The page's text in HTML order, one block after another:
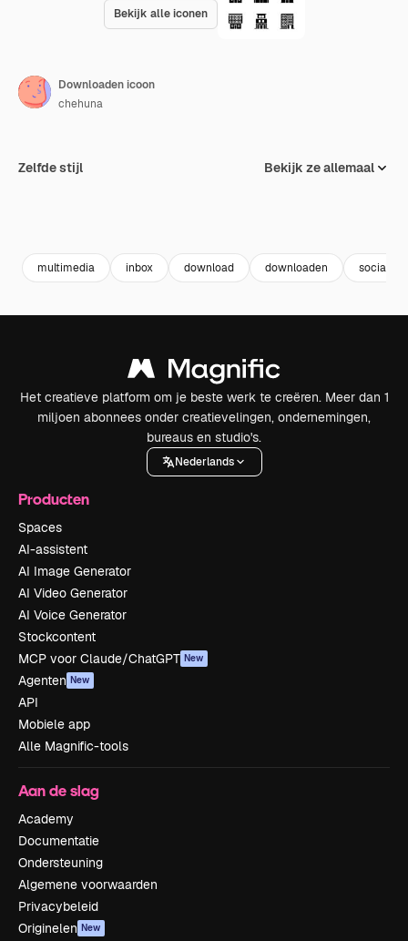
Bekijk alle iconen
Downloaden icoon
chehuna
Zelfde stijl Bekijk ze allemaal
multimedia inbox download downloaden sociale
Het creatieve platform om je beste werk te creëren. Meer dan 1
miljoen abonnees onder creatievelingen, ondernemingen,
bureaus en studio's.
Nederlands
Producten
Spaces
AI-assistent
AI Image Generator
AI Video Generator
AI Voice Generator
Stockcontent
MCP voor Claude/ChatGPT New
Agenten New
API
Mobiele app
Alle Magnific-tools
Aan de slag
Academy
Documentatie
Ondersteuning
Algemene voorwaarden
Privacybeleid
Originelen New